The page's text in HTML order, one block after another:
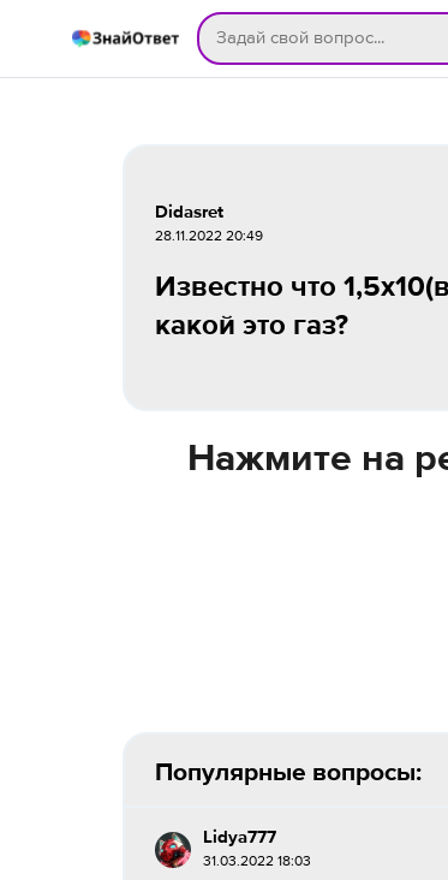
Didasret
28.11.2022 20:49
Известно что
какой это газ?
Нажмите на
Популярные вопросы:
Lidya777
31.03.2022 18:03